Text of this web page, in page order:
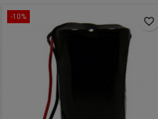
-10% favorite_border